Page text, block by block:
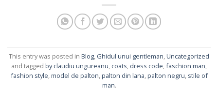
This entry was posted in Blog, Ghidul unui gentleman,Uncategorized
and tagged by claudiu ungureanu, coats, dress code,faschion man,
fashion style,model de palton,palton din lana,palton negru, stile of
man.